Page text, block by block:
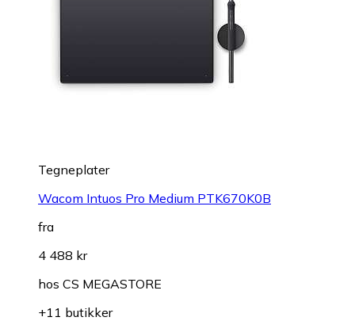
Tegneplater
Wacom Intuos Pro Medium PTK670K0B
fra
4 488 kr
hos CS MEGASTORE
+11 butikker